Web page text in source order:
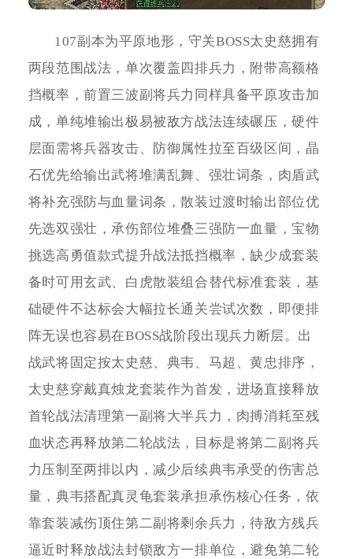
107副本为平原地形，守关BOSS太史慈拥有
两段范围战法，单次覆盖四排兵力，附带高额格
挡概率，前置三波副将兵力同样具备平原攻击加
成，单纯堆输出极易被敌方战法连续碾压，硬件
层面需将兵器攻击、防御属性拉至百级区间，晶
石优先给输出武将堆满乱舞、强壮词条，肉盾武
将补充强防与血量词条，散装过渡时输出部位优
先选双强壮，承伤部位堆叠三强防一血量，宝物
挑选高勇值款式提升战法抵挡概率，缺少成套装
备时可用玄武、白虎散装组合替代标准套装，基
础硬件不达标会大幅拉长通关尝试次数，即便排
阵无误也容易在BOSS战阶段出现兵力断层。出
战武将固定按太史慈、典韦、马超、黄忠排序，
太史慈穿戴真烛龙套装作为首发，进场直接释放
首轮战法清理第一副将大半兵力，肉搏消耗至残
血状态再释放第二轮战法，目标是将第二副将兵
力压制至两排以内，减少后续典韦承受的伤害总
量，典韦搭配真灵龟套装承担承伤核心任务，依
靠套装减伤顶住第二副将剩余兵力，待敌方残兵
逼近时释放战法封锁敌方一排单位，避免第二轮